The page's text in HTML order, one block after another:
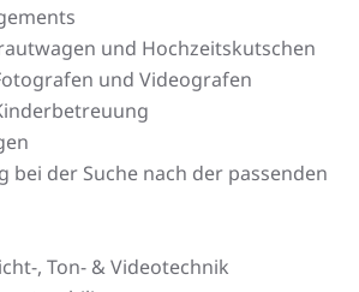
und Hochzeitskutschen
und Videografen
bei der Suche nach der passenden
, Ton- & Videotechnik